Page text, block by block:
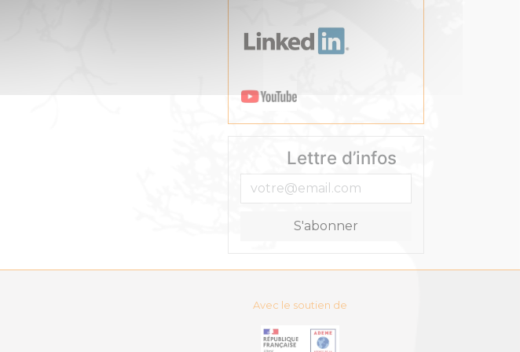
Lettre d’infos
Avec le soutien de